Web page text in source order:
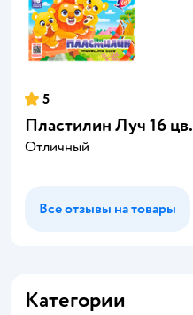
5
Пластилин Луч 16 цв.
Отличный
Все отзывы на товары
Категории